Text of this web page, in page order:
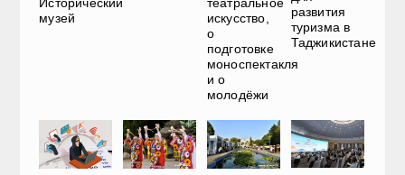
Исторический
музей
театральное
искусство,
о
подготовке
моноспектакля
и о
молодёжи
развития
туризма в
Таджикистане